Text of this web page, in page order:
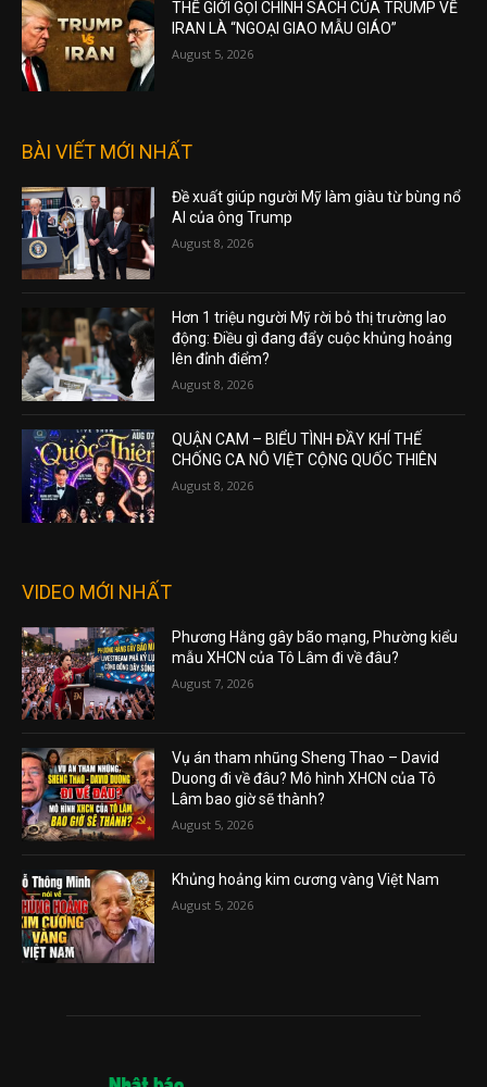
THẾ GIỚI GỌI CHÍNH SÁCH CỦA TRUMP VỀ
IRAN LÀ “NGOẠI GIAO MẪU GIÁO”
August 5, 2026
BÀI VIẾT MỚI NHẤT
Đề xuất giúp người Mỹ làm giàu từ bùng nổ
AI của ông Trump
August 8, 2026
Hơn 1 triệu người Mỹ rời bỏ thị trường lao
động: Điều gì đang đẩy cuộc khủng hoảng
lên đỉnh điểm?
August 8, 2026
QUẬN CAM – BIỂU TÌNH ĐẦY KHÍ THẾ
CHỐNG CA NÔ VIỆT CỘNG QUỐC THIÊN
August 8, 2026
VIDEO MỚI NHẤT
Phương Hằng gây bão mạng, Phường kiểu
mẫu XHCN của Tô Lâm đi về đâu?
August 7, 2026
Vụ án tham nhũng Sheng Thao – David
Duong đi về đâu? Mô hình XHCN của Tô
Lâm bao giờ sẽ thành?
August 5, 2026
Khủng hoảng kim cương vàng Việt Nam
August 5, 2026